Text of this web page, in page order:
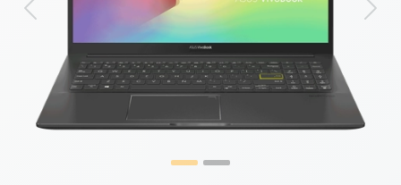
Previous Next